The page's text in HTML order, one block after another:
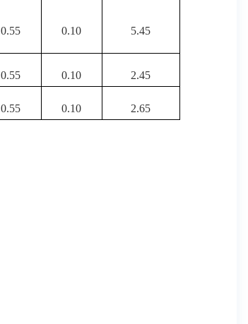
0.55 0.10 5.45
0.55 0.10 2.45
0.55 0.10 2.65